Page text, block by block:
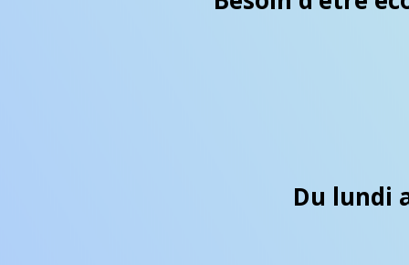
Du lundi